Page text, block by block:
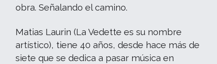
obra. Señalando el camino.
Matias Laurin (La Vedette es su nombre
artístico), tiene 40 años, desde hace más de
siete que se dedica a pasar música en